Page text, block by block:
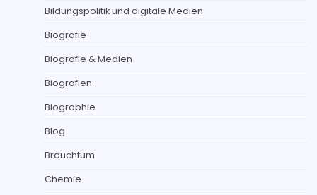
Bildungspolitik und digitale Medien
Biografie
Biografie & Medien
Biografien
Biographie
Blog
Brauchtum
Chemie